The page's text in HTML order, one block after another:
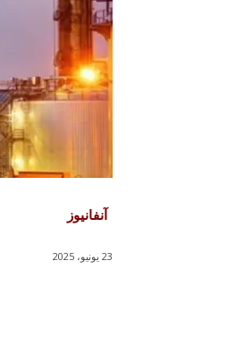
آنفانيوز
23 يونيو، 2025